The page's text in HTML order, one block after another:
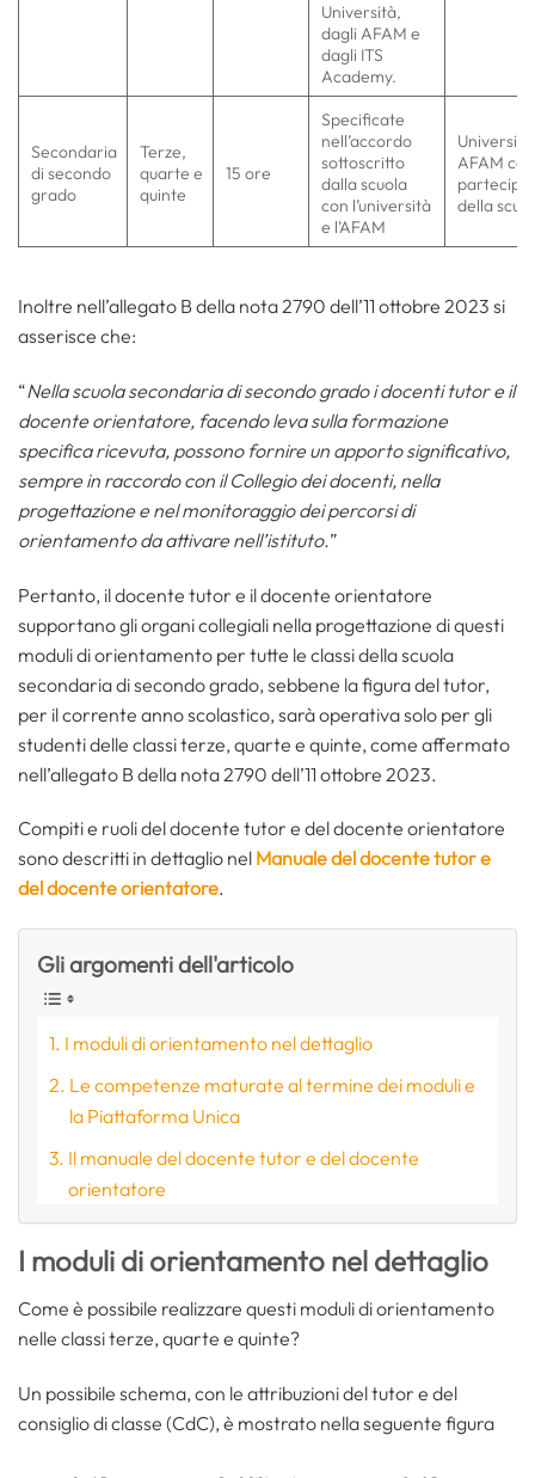
Università,
dagli AFAM e
dagli ITS
Academy.
Secondaria
di secondo
grado
Terze,
quarte e
quinte
15 ore
Specificate
nell’accordo
sottoscritto
dalla scuola
con l’università
e l’AFAM
AFAM con
della
Inoltre nell’allegato B della nota 2790 dell’11 ottobre 2023 si
asserisce che:
“Nella scuola secondaria di secondo grado i docenti tutor e il
docente orientatore, facendo leva sulla formazione
specifica ricevuta, possono fornire un apporto significativo,
sempre in raccordo con il Collegio dei docenti, nella
progettazione e nel monitoraggio dei percorsi di
orientamento da attivare nell’istituto.”
Pertanto, il docente tutor e il docente orientatore
supportano gli organi collegiali nella progettazione di questi
moduli di orientamento per tutte le classi della scuola
secondaria di secondo grado, sebbene la figura del tutor,
per il corrente anno scolastico, sarà operativa solo per gli
studenti delle classi terze, quarte e quinte, come affermato
nell’allegato B della nota 2790 dell’11 ottobre 2023.
Compiti e ruoli del docente tutor e del docente orientatore
sono descritti in dettaglio nel Manuale del docente tutor e
del docente orientatore.
Gli argomenti dell'articolo
I moduli di orientamento nel dettaglio
Le competenze maturate al termine dei moduli e
la Piattaforma Unica
Il manuale del docente tutor e del docente
orientatore
I moduli di orientamento nel dettaglio
Come è possibile realizzare questi moduli di orientamento
nelle classi terze, quarte e quinte?
Un possibile schema, con le attribuzioni del tutor e del
consiglio di classe (CdC), è mostrato nella seguente figura